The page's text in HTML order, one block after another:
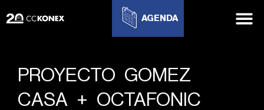
AGENDA
PROYECTO GOMEZ
CASA + OCTAFONIC